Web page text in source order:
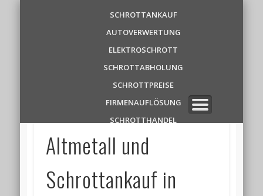
Schrottankauf
Zentrale
✆ 0 1 5 2 1 7 8 6 3 9 1 1
SCHROTTANKAUF
AUTOVERWERTUNG
ELEKTROSCHROTT
SCHROTTABHOLUNG
SCHROTTPREISE
FIRMENAUFLÖSUNG
SCHROTTHANDEL
Altmetall und
Schrottankauf in